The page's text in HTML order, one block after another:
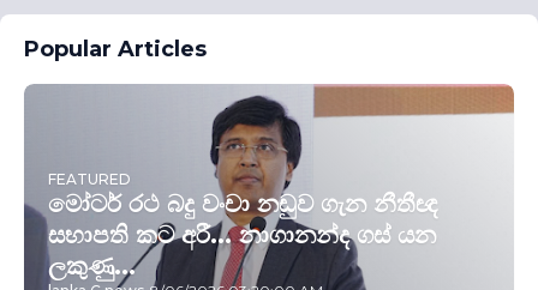
Popular Articles
FEATURED
මෝටර් රථ බදු වංචා නඩුව ගැන නීතීඥ
සභාපති කට අරී... නාගානන්ද ගස් යන
ලකුණු...